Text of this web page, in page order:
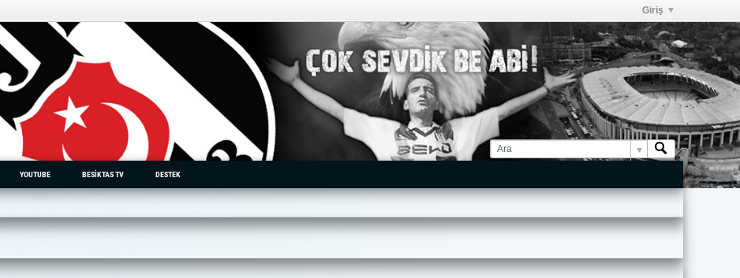
Giriş
YOUTUBE BESIKTAS TV DESTEK